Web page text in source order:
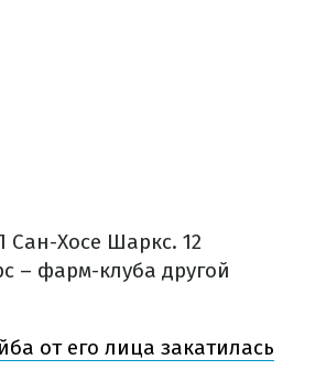
Сан-Хосе Шаркс. 12
– фарм-клуба другой
от его лица закатилась